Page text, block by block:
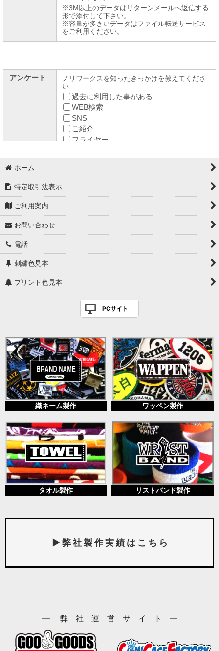
ホーム
特定取引法表示
ご利用案内
お問い合わせ
電話
刺繍色見本
プリント色見本
PCサイト
織ネーム製作 ワッペン製作
タオル製作 リストバンド製作
▶ 弊 社 製 作 実 績 は こ ち ら
― 弊 社 運 営 サ イ ト ―